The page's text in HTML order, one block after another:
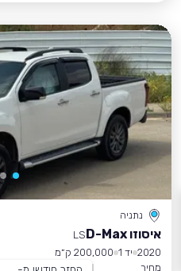
נתניה
איסוזו D-Max
LS
2020 יד 1
200,000 ק״מ
מחיר